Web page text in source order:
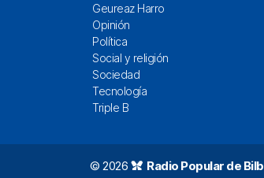
Geureaz Harro
Opinión
Política
Social y religión
Sociedad
Tecnología
Triple B
© 2026 Radio Popular de